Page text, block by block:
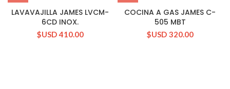
LAVAVAJILLA JAMES LVCM-
6CD INOX.
$USD 410.00
COCINA A GAS JAMES C-
505 MBT
$USD 320.00